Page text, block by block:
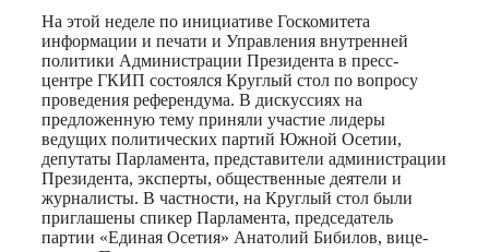
Print
На этой неделе по инициативе Госкомитета
информации и печати и Управления внутренней
политики Администрации Президента в пресс-
центре ГКИП состоялся Круглый стол по вопросу
проведения референдума. В дискуссиях на
предложенную тему приняли участие лидеры
ведущих политических партий Южной Осетии,
депутаты Парламента, представители администрации
Президента, эксперты, общественные деятели и
журналисты. В частности, на Круглый стол были
приглашены спикер Парламента, председатель
партии «Единая Осетия» Анатолий Бибилов, вице-